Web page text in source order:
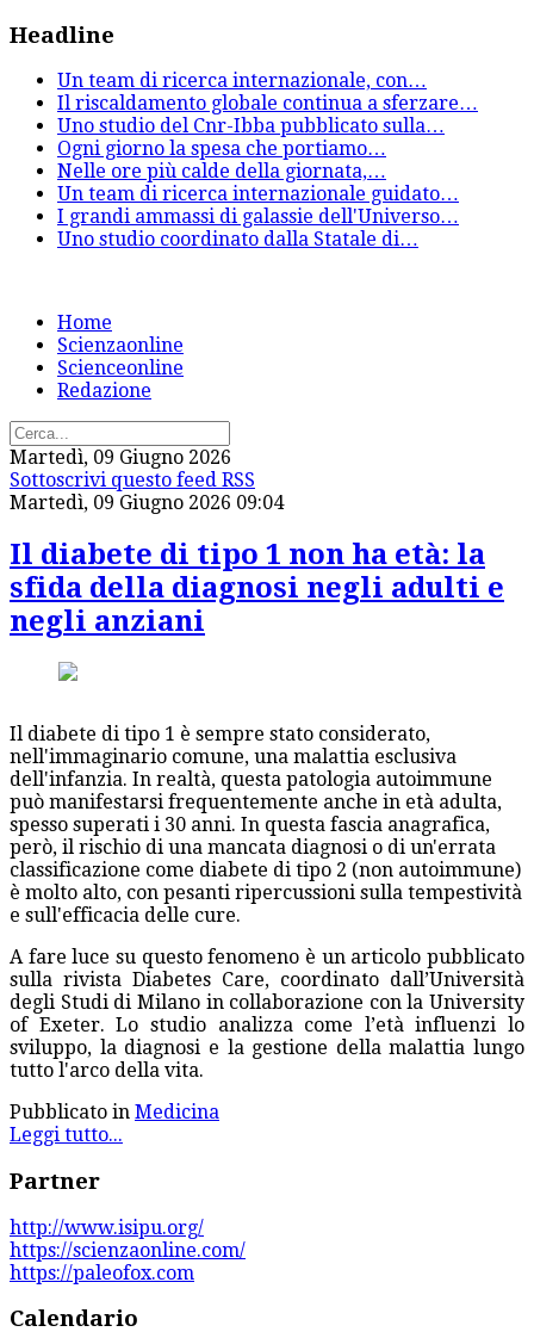
Headline
Un team di ricerca internazionale, con…
Il riscaldamento globale continua a sferzare…
Uno studio del Cnr-Ibba pubblicato sulla…
Ogni giorno la spesa che portiamo…
Nelle ore più calde della giornata,…
Un team di ricerca internazionale guidato…
I grandi ammassi di galassie dell'Universo…
Uno studio coordinato dalla Statale di…
Home
Scienzaonline
Scienceonline
Redazione
Martedì, 09 Giugno 2026
Sottoscrivi questo feed RSS
Martedì, 09 Giugno 2026 09:04
Il diabete di tipo 1 non ha età: la
sfida della diagnosi negli adulti e
negli anziani
Il diabete di tipo 1 è sempre stato considerato,
nell'immaginario comune, una malattia esclusiva
dell'infanzia. In realtà, questa patologia autoimmune
può manifestarsi frequentemente anche in età adulta,
spesso superati i 30 anni. In questa fascia anagrafica,
però, il rischio di una mancata diagnosi o di un'errata
classificazione come diabete di tipo 2 (non autoimmune)
è molto alto, con pesanti ripercussioni sulla tempestività
e sull'efficacia delle cure.
A fare luce su questo fenomeno è un articolo pubblicato
sulla rivista Diabetes Care, coordinato dall’Università
degli Studi di Milano in collaborazione con la University
of Exeter. Lo studio analizza come l’età influenzi lo
sviluppo, la diagnosi e la gestione della malattia lungo
tutto l'arco della vita.
Pubblicato in Medicina
Leggi tutto...
Partner
http://www.isipu.org/
https://scienzaonline.com/
https://paleofox.com
Calendario